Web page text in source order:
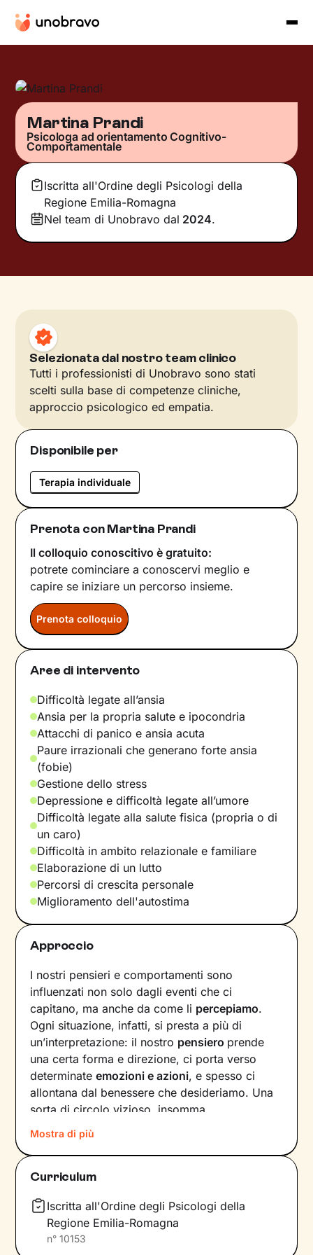
Martina Prandi
Psicologa ad orientamento Cognitivo-
Comportamentale
Iscritta all'Ordine degli Psicologi della
Regione Emilia-Romagna
Nel team di Unobravo dal 2024.
Selezionata dal nostro team clinico
Tutti i professionisti di Unobravo sono stati
scelti sulla base di competenze cliniche,
approccio psicologico ed empatia.
Disponibile per
Terapia individuale
Prenota con Martina Prandi
Il colloquio conoscitivo è gratuito:
potrete cominciare a conoscervi meglio e
capire se iniziare un percorso insieme.
Prenota colloquio
Aree di intervento
Difficoltà legate all’ansia
Ansia per la propria salute e ipocondria
Attacchi di panico e ansia acuta
Paure irrazionali che generano forte ansia
(fobie)
Gestione dello stress
Depressione e difficoltà legate all’umore
Difficoltà legate alla salute fisica (propria o di
un caro)
Difficoltà in ambito relazionale e familiare
Elaborazione di un lutto
Percorsi di crescita personale
Miglioramento dell'autostima
Approccio
I nostri pensieri e comportamenti sono
influenzati non solo dagli eventi che ci
capitano, ma anche da come li percepiamo.
Ogni situazione, infatti, si presta a più di
un’interpretazione: il nostro pensiero prende
una certa forma e direzione, ci porta verso
determinateemozioni e azioni, e spesso ci
allontana dal benessere che desideriamo. Una
sorta di circolo vizioso, insomma.
Si può interrompere questo circuito,
innescando uncambiamento che porti a una
maggiore serenità
comportamenti che lo generano.
Il mio compito sarà quello di accompagnarti in
Mostra di più
Curriculum
Iscritta all'Ordine degli Psicologi della
Regione Emilia-Romagna
n° 10153